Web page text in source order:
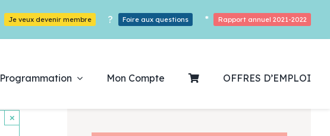
Je veux devenir membre ? Foire aux questions * Rapport annuel 2021-2022
Programmation Mon Compte OFFRES D’EMPLOI
×